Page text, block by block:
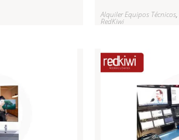
Alquiler Equipos Técnicos,
RedKiwi